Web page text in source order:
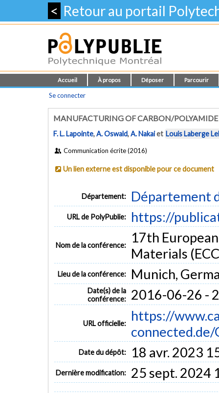
< Retour au portail
Accueil À propos Déposer Parcourir
Se connecter
MANUFACTURING OF CARBON/
F. L. Lapointe,A. Oswald,A. Nakaiet Louis Laberge
Communication écrite (2016)
Un lien externe est disponible pour ce document
Département: Département
URL de PolyPublie: https://
Nom de la conférence:
17th
Materials
Lieu de la conférence: Munich,
Date(s) de la
conférence:
2016-06-26 -
URL officielle:
https://
connected.de/
Date du dépôt: 18 avr. 2023
Dernière modification: 25 sept. 2024